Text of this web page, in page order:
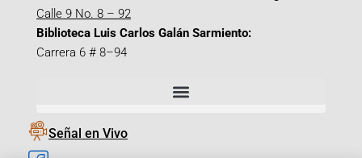
Calle 9 No. 8 – 92
Biblioteca Luis Carlos Galán Sarmiento:
Carrera 6 # 8–94
Señal en Vivo